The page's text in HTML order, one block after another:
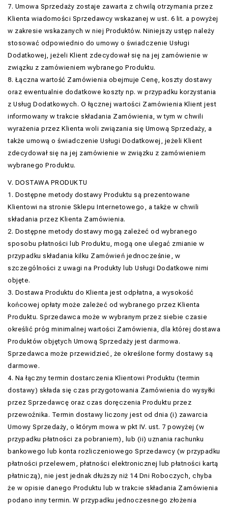
7. Umowa Sprzedaży zostaje zawarta z chwilą otrzymania przez
Klienta wiadomości Sprzedawcy wskazanej w ust. 6 lit. a powyżej
w zakresie wskazanych w niej Produktów. Niniejszy ustęp należy
stosować odpowiednio do umowy o świadczenie Usługi
Dodatkowej, jeżeli Klient zdecydował się na jej zamówienie w
związku z zamówieniem wybranego Produktu.
8. Łączna wartość Zamówienia obejmuje Cenę, koszty dostawy
oraz ewentualnie dodatkowe koszty np. w przypadku korzystania
z Usług Dodatkowych. O łącznej wartości Zamówienia Klient jest
informowany w trakcie składania Zamówienia, w tym w chwili
wyrażenia przez Klienta woli związania się Umową Sprzedaży, a
także umową o świadczenie Usługi Dodatkowej, jeżeli Klient
zdecydował się na jej zamówienie w związku z zamówieniem
wybranego Produktu.
V. DOSTAWA PRODUKTU
1. Dostępne metody dostawy Produktu są prezentowane
Klientowi na stronie Sklepu Internetowego, a także w chwili
składania przez Klienta Zamówienia.
2. Dostępne metody dostawy mogą zależeć od wybranego
sposobu płatności lub Produktu, mogą one ulegać zmianie w
przypadku składania kilku Zamówień jednocześnie, w
szczególności z uwagi na Produkty lub Usługi Dodatkowe nimi
objęte.
3. Dostawa Produktu do Klienta jest odpłatna, a wysokość
końcowej opłaty może zależeć od wybranego przez Klienta
Produktu. Sprzedawca może w wybranym przez siebie czasie
określić próg minimalnej wartości Zamówienia, dla której dostawa
Produktów objętych Umową Sprzedaży jest darmowa.
Sprzedawca może przewidzieć, że określone formy dostawy są
darmowe.
4. Na łączny termin dostarczenia Klientowi Produktu (termin
dostawy) składa się czas przygotowania Zamówienia do wysyłki
przez Sprzedawcę oraz czas doręczenia Produktu przez
przewoźnika. Termin dostawy liczony jest od dnia (i) zawarcia
Umowy Sprzedaży, o którym mowa w pkt IV. ust. 7 powyżej (w
przypadku płatności za pobraniem), lub (ii) uznania rachunku
bankowego lub konta rozliczeniowego Sprzedawcy (w przypadku
płatności przelewem, płatności elektronicznej lub płatności kartą
płatniczą), nie jest jednak dłuższy niż 14 Dni Roboczych, chyba
że w opisie danego Produktu lub w trakcie składania Zamówienia
podano inny termin. W przypadku jednoczesnego złożenia